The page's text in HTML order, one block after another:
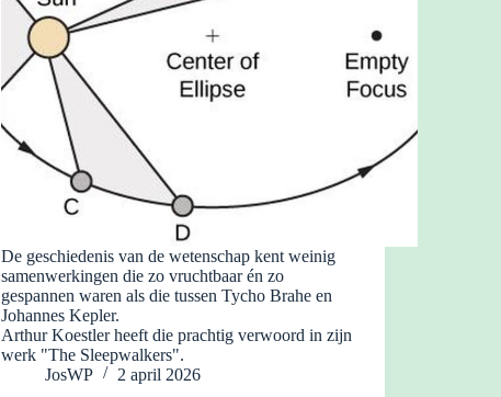
De geschiedenis van de wetenschap kent weinig
samenwerkingen die zo vruchtbaar én zo
gespannen waren als die tussen Tycho Brahe en
Johannes Kepler.
Arthur Koestler heeft die prachtig verwoord in zijn
werk "The Sleepwalkers".
JosWP
2 april 2026